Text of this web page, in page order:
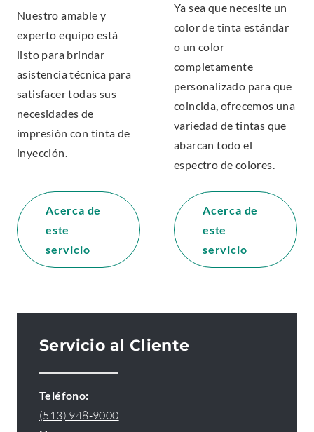
Nuestro amable y
experto equipo está
listo para brindar
asistencia técnica para
satisfacer todas sus
necesidades de
impresión con tinta de
inyección.
Acerca de
este
servicio
Ya sea que necesite un
color de tinta estándar
o un color
completamente
personalizado para que
coincida, ofrecemos una
variedad de tintas que
abarcan todo el
espectro de colores.
Acerca de
este
servicio
Servicio al Cliente
Teléfono:
(513) 948-9000.